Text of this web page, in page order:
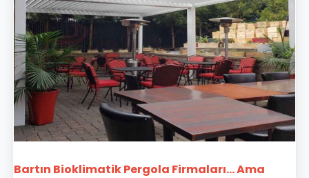
Bartın Bioklimatik Pergola Firmaları... Ama